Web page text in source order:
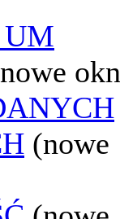
UM
(nowe